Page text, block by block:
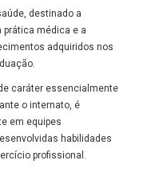
destinado a
prática médica e a
adquiridos nos
caráter essencialmente
o internato, é
em equipes
habilidades
profissional.